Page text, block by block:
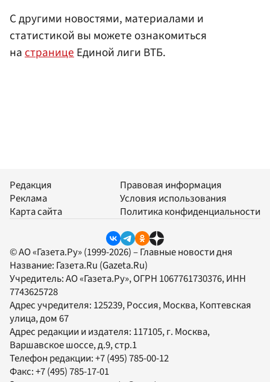
С другими новостями, материалами и
статистикой вы можете ознакомиться
настраницеЕдиной лиги ВТБ.
Редакция
Реклама
Карта сайта
Правовая информация
Условия использования
Политика конфиденциальности
© АО «Газета.Ру» (1999-2026) – Главные новости дня
Название: Газета.Ru (Gazeta.Ru)
Учредитель:АО «Газета.Ру», ОГРН 1067761730376, ИНН
7743625728
Адрес учредителя: 125239, Россия, Москва, Коптевская
улица, дом 67
Адрес редакции и издателя: 117105, г. Москва,
Варшавское шоссе, д.9, стр.1
Телефон редакции:+7 (495) 785-00-12
Факс:+7 (495) 785-17-01